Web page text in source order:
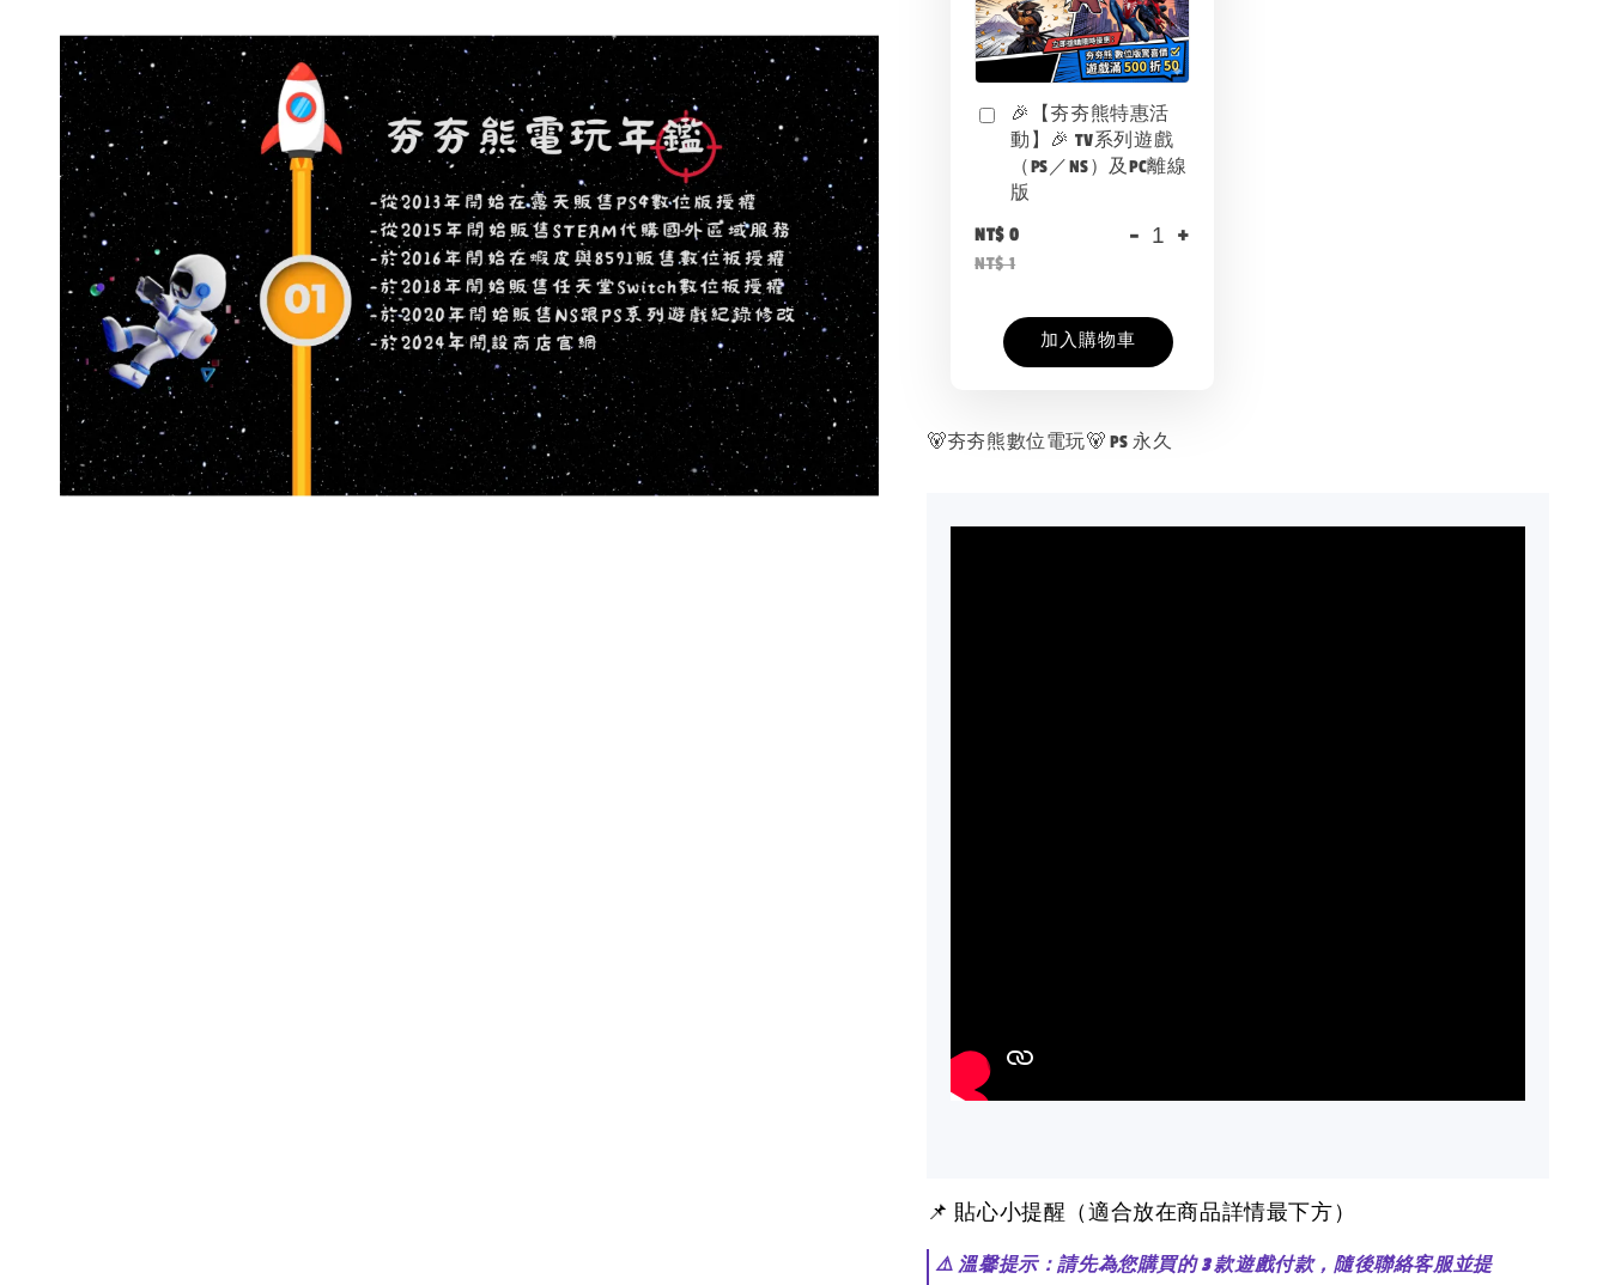
🎉【夯夯熊特惠活
動】🎉 TV系列遊戲
（PS／NS）及PC離線
版
NT$ 0
NT$ 1
- +
加入購物車
🐻夯夯熊數位電玩🐻 PS 永久
📌 貼心小提醒（適合放在商品詳情最下方）
⚠️ 溫馨提示：請先為您購買的 3 款遊戲付款，隨後聯絡客服並提